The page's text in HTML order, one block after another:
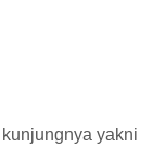
yakni